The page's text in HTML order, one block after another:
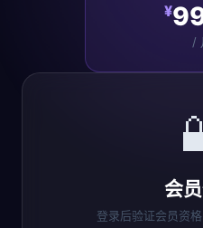
¥
/
会
登录后验证会员资